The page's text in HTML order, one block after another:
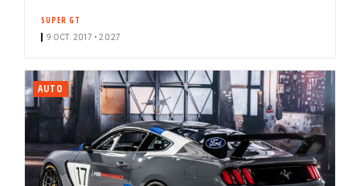
SUPER GT
9 OCT. 2017 • 20:27
AUTO